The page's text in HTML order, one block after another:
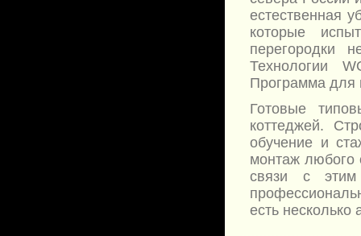
естественная
которые
перегородки
Технологии
Программа для
Готовые
коттеджей.
обучение и
монтаж любого
связи с этим
есть несколько